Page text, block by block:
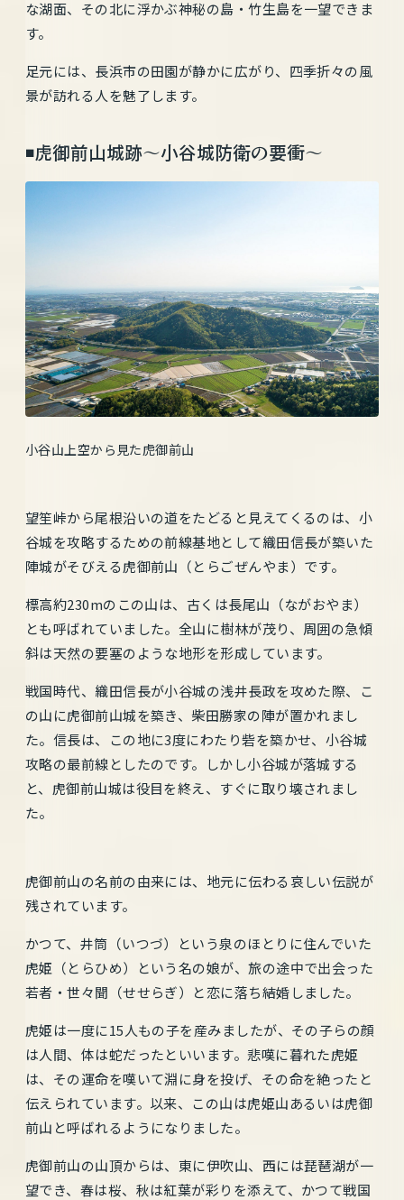
な湖面、その北に浮かぶ神秘の島・竹生島を一望できま
す。
足元には、長浜市の田園が静かに広がり、四季折々の風
景が訪れる人を魅了します。
◾️虎御前山城跡〜小谷城防衛の要衝〜
小谷山上空から見た虎御前山
望笙峠から尾根沿いの道をたどると見えてくるのは、小
谷城を攻略するための前線基地として織田信長が築いた
陣城がそびえる虎御前山（とらごぜんやま）です。
標高約230mのこの山は、古くは長尾山（ながおやま）
とも呼ばれていました。全山に樹林が茂り、周囲の急傾
斜は天然の要塞のような地形を形成しています。
戦国時代、織田信長が小谷城の浅井長政を攻めた際、こ
の山に虎御前山城を築き、柴田勝家の陣が置かれまし
た。信長は、この地に3度にわたり砦を築かせ、小谷城
攻略の最前線としたのです。しかし小谷城が落城する
と、虎御前山城は役目を終え、すぐに取り壊されまし
た。
虎御前山の名前の由来には、地元に伝わる哀しい伝説が
残されています。
かつて、井筒（いつづ）という泉のほとりに住んでいた
虎姫（とらひめ）という名の娘が、旅の途中で出会った
若者・世々聞（せせらぎ）と恋に落ち結婚しました。
虎姫は一度に15人もの子を産みましたが、その子らの顔
は人間、体は蛇だったといいます。悲嘆に暮れた虎姫
は、その運命を嘆いて淵に身を投げ、その命を絶ったと
伝えられています。以来、この山は虎姫山あるいは虎御
前山と呼ばれるようになりました。
虎御前山の山頂からは、東に伊吹山、西には琵琶湖が一
望でき、春は桜、秋は紅葉が彩りを添えて、かつて戦国